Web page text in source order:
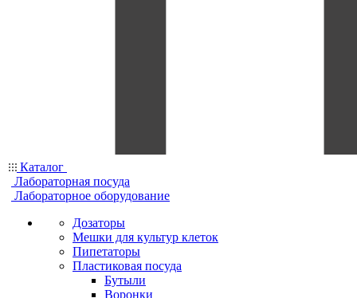
Каталог
Лабораторная посуда
Лабораторное оборудование
Дозаторы
Мешки для культур клеток
Пипетаторы
Пластиковая посуда
Бутыли
Воронки